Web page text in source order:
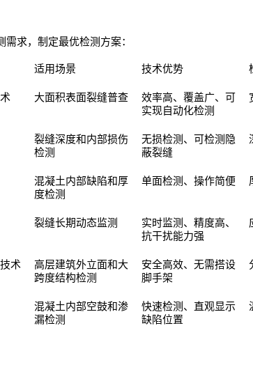
求，制定最优检测方案：
适用场景 技术优势
大面积表面裂缝普查
效率高、覆盖广、可
实现自动化检测
裂缝深度和内部损伤
检测
无损检测、可检测隐
蔽裂缝
混凝土内部缺陷和厚
度检测
单面检测、操作简便
裂缝长期动态监测
实时监测、精度高、
抗干扰能力强
术
高层建筑外立面和大
跨度结构检测
安全高效、无需搭设
脚手架
混凝土内部空鼓和渗
漏检测
快速检测、直观显示
缺陷位置